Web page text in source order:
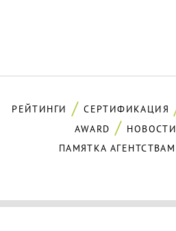
РЕЙТИНГИ СЕРТИФИКАЦИЯ
AWARD
НОВОСТИ
ПАМЯТКА АГЕНТСТВАМ